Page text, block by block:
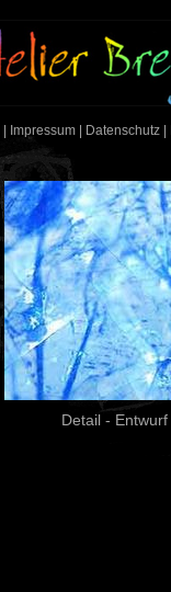
Impressum Datenschutz
Detail - Entwurf